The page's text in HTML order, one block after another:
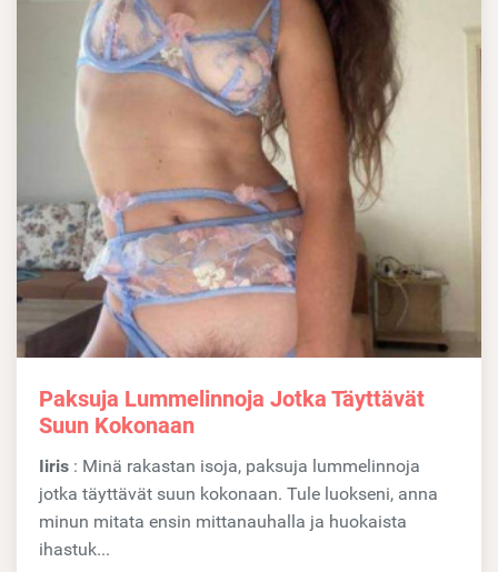
Paksuja Lummelinnoja Jotka Täyttävät
Suun Kokonaan
Iiris : Minä rakastan isoja, paksuja lummelinnoja
jotka täyttävät suun kokonaan. Tule luokseni, anna
minun mitata ensin mittanauhalla ja huokaista
ihastuk...